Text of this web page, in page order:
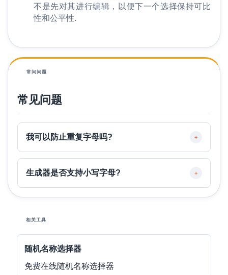
不是先对其进行编辑，以便下一个选择保持可比
性和公平性.
常问问题
常见问题
我可以防止重复字母吗? +
生成器是否支持小写字母? +
相关工具
随机名称选择器
免费在线随机名称选择器